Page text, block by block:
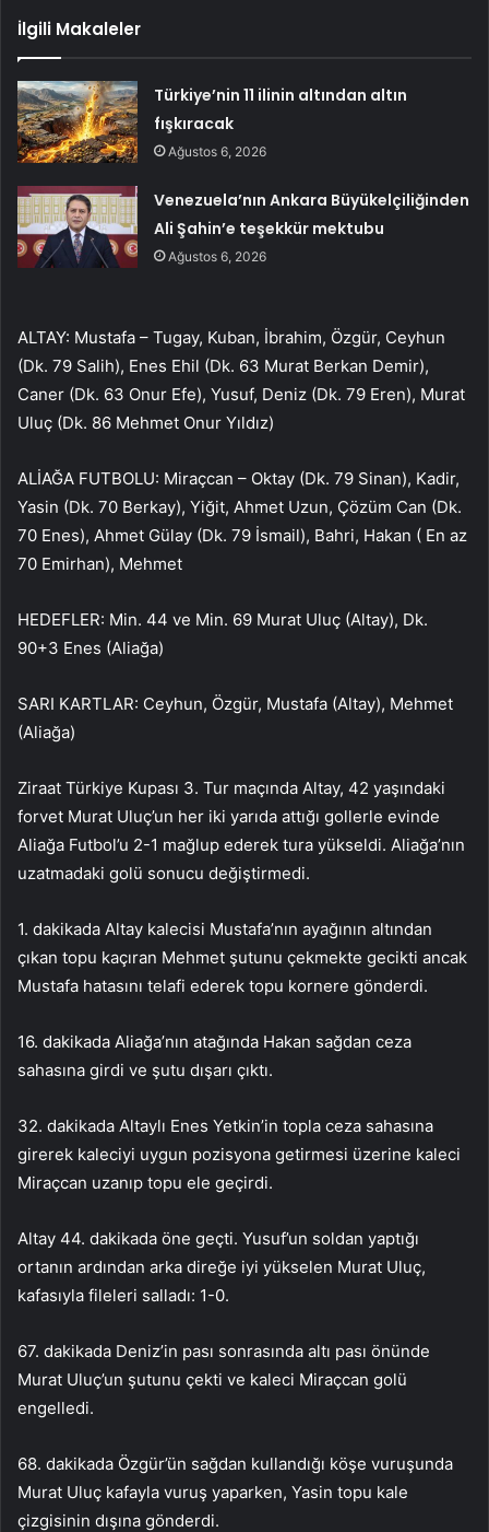
İlgili Makaleler
Türkiye’nin 11 ilinin altından altın
fışkıracak
Ağustos 6, 2026
Venezuela’nın Ankara Büyükelçiliğinden
Ali Şahin’e teşekkür mektubu
Ağustos 6, 2026
ALTAY: Mustafa – Tugay, Kuban, İbrahim, Özgür, Ceyhun
(Dk. 79 Salih), Enes Ehil (Dk. 63 Murat Berkan Demir),
Caner (Dk. 63 Onur Efe), Yusuf, Deniz (Dk. 79 Eren), Murat
Uluç (Dk. 86 Mehmet Onur Yıldız)
ALİAĞA FUTBOLU: Miraçcan – Oktay (Dk. 79 Sinan), Kadir,
Yasin (Dk. 70 Berkay), Yiğit, Ahmet Uzun, Çözüm Can (Dk.
70 Enes), Ahmet Gülay (Dk. 79 İsmail), Bahri, Hakan ( En az
70 Emirhan), Mehmet
HEDEFLER: Min. 44 ve Min. 69 Murat Uluç (Altay), Dk.
90+3 Enes (Aliağa)
SARI KARTLAR: Ceyhun, Özgür, Mustafa (Altay), Mehmet
(Aliağa)
Ziraat Türkiye Kupası 3. Tur maçında Altay, 42 yaşındaki
forvet Murat Uluç’un her iki yarıda attığı gollerle evinde
Aliağa Futbol’u 2-1 mağlup ederek tura yükseldi. Aliağa’nın
uzatmadaki golü sonucu değiştirmedi.
1. dakikada Altay kalecisi Mustafa’nın ayağının altından
çıkan topu kaçıran Mehmet şutunu çekmekte gecikti ancak
Mustafa hatasını telafi ederek topu kornere gönderdi.
16. dakikada Aliağa’nın atağında Hakan sağdan ceza
sahasına girdi ve şutu dışarı çıktı.
32. dakikada Altaylı Enes Yetkin’in topla ceza sahasına
girerek kaleciyi uygun pozisyona getirmesi üzerine kaleci
Miraçcan uzanıp topu ele geçirdi.
Altay 44. dakikada öne geçti. Yusuf’un soldan yaptığı
ortanın ardından arka direğe iyi yükselen Murat Uluç,
kafasıyla fileleri salladı: 1-0.
67. dakikada Deniz’in pası sonrasında altı pası önünde
Murat Uluç’un şutunu çekti ve kaleci Miraçcan golü
engelledi.
68. dakikada Özgür’ün sağdan kullandığı köşe vuruşunda
Murat Uluç kafayla vuruş yaparken, Yasin topu kale
çizgisinin dışına gönderdi.